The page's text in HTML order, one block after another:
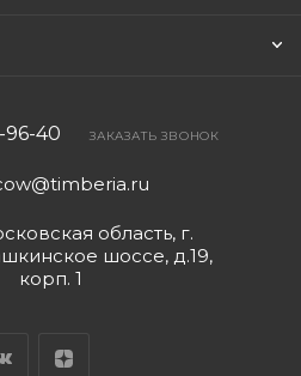
96-40 ЗАКАЗАТЬ ЗВОНОК
область, г.
шоссе, д.19,
корп. 1